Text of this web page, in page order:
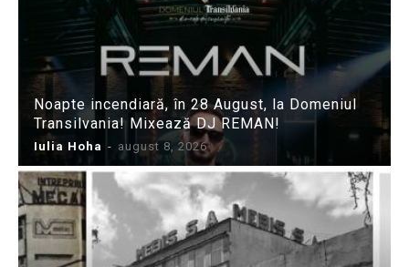
Noapte incendiară, în 28 August, la Domeniul
Transilvania! Mixează DJ REMAN!
Iulia Hoha - august 8, 2026